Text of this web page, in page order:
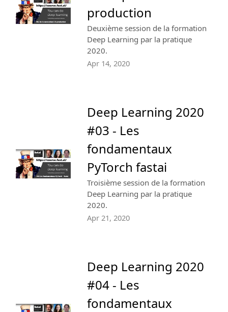
production
Deuxième session de la formation
Deep Learning par la pratique
2020.
Apr 14, 2020
Deep Learning 2020
#03 - Les
fondamentaux
PyTorch fastai
Troisième session de la formation
Deep Learning par la pratique
2020.
Apr 21, 2020
Deep Learning 2020
#04 - Les
fondamentaux